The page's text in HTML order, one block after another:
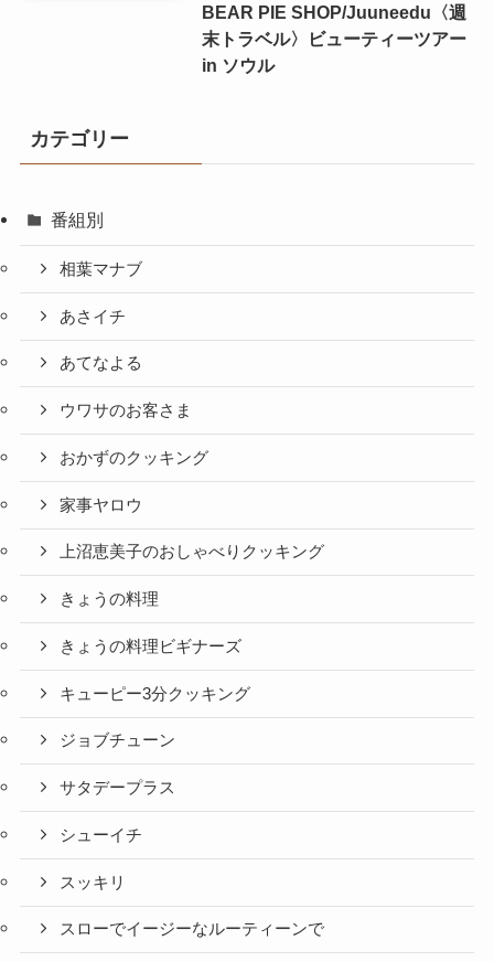
BEAR PIE SHOP/Juuneedu〈週
末トラベル〉ビューティーツアー
in ソウル
カテゴリー
番組別
相葉マナブ
あさイチ
あてなよる
ウワサのお客さま
おかずのクッキング
家事ヤロウ
上沼恵美子のおしゃべりクッキング
きょうの料理
きょうの料理ビギナーズ
キューピー3分クッキング
ジョブチューン
サタデープラス
シューイチ
スッキリ
スローでイージーなルーティーンで